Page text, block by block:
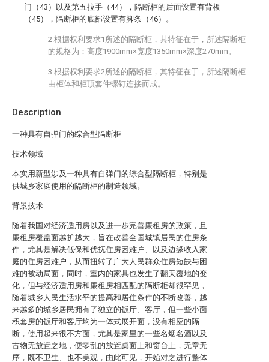
Description
一种具有自弹门的综合型隔断柜
技术领域
本实用新型涉及一种具有自弹门的综合型隔断柜，特别是
供城乡家庭使用的隔断柜的制造领域。
背景技术
随着我国对经济适用房以及进一步完善廉租房的政策，且
廉租房覆盖面越扩越大，旨在改善全国城镇居民的住房条
件，尤其是解决低保和优抚住房困难户、以及边缘收入家
庭的住房困难户，从而扭转了广大人民群众住房短缺与困
难的被动局面，同时，室内的家具也发生了翻天覆地的变
化，但与经济适用房和廉租房相匹配的隔断柜却很罕见，
随着城乡人民生活水平的提高和居住条件的不断改善，越
来越多的城乡居民拥有了独立的饭厅、客厅，但一些小面
积套房的饭厅和客厅均为一体式展开面，没有相应的隔
断，使用起来很不方面，尤其是家里的一些名烟名酒以及
古物无放置之地，便零乱的放置桌面上和窗台上，无章无
序，既不卫生、也不美观，由此可见，开始对之进行整体
门（43）以及第五拉手（44），隔断柜的后面设置有背板
（45），隔断柜的底部设置有脚条（46）。
2.根据权利要求1所述的隔断柜，其特征在于，所述隔断柜
的规格为：高度1900mm×宽度1350mm×深度270mm。
3.根据权利要求2所述的隔断柜，其特征在于，所述隔断柜
由柜体和柜顶套件螺钉连接而成。